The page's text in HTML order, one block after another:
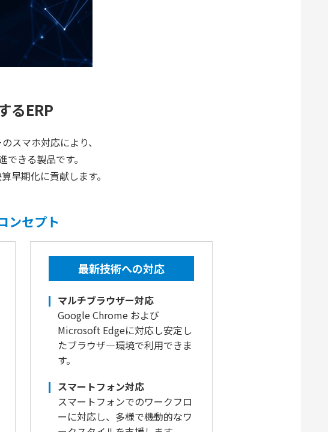
るERP
スマホ対応により、
きる製品です。
早期化に貢献します。
ンセプト
最新技術への対応
マルチブラウザー対応
Google Chrome および
Microsoft Edgeに対応し安定し
たブラウザ―環境で利用できま
す。
スマートフォン対応
スマートフォンでのワークフロ
ーに対応し、多様で機動的なワ